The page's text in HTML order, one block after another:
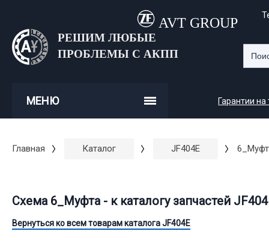
AVT GROUP
РЕШИМ ЛЮБЫЕ
ПРОБЛЕМЫ С АКПП
МЕНЮ Гарантии на
Главная Каталог JF404E
Схема 6_Муфта - к каталогу запчастей
Вернуться ко всем товарам каталога JF404E